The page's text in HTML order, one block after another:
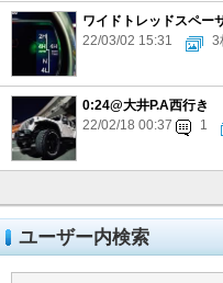
ワイドトレッドスペー
22/03/02 15:31
3
0:24@大井P.A西行き
22/02/18 00:37
1
ユーザー内検索